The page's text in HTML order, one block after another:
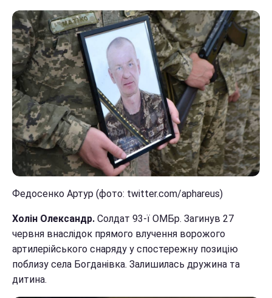
Федосенко Артур (фото: twitter.com/aphareus)
Холін Олександр. Солдат 93-ї ОМБр. Загинув 27
червня внаслідок прямого влучення ворожого
артилерійського снаряду у спостережну позицію
поблизу села Богданівка. Залишилась дружина та
дитина.